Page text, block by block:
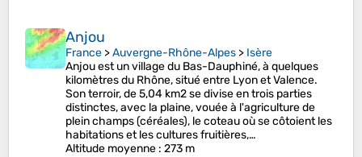
Anjou
France >Auvergne-Rhône-Alpes > Isère
Anjou est un village du Bas-Dauphiné, à quelques
kilomètres du Rhône, situé entre Lyon et Valence.
Son terroir, de 5,04 km2 se divise en trois parties
distinctes, avec la plaine, vouée à l'agriculture de
plein champs (céréales), le coteau où se côtoient les
habitations et les cultures fruitières,…
Altitude moyenne : 273 m